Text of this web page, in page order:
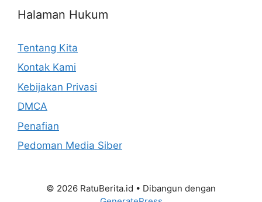
Halaman Hukum
Tentang Kita
Kontak Kami
Kebijakan Privasi
DMCA
Penafian
Pedoman Media Siber
© 2026 RatuBerita.id • Dibangun dengan